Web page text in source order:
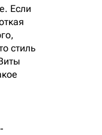
Если
стиль